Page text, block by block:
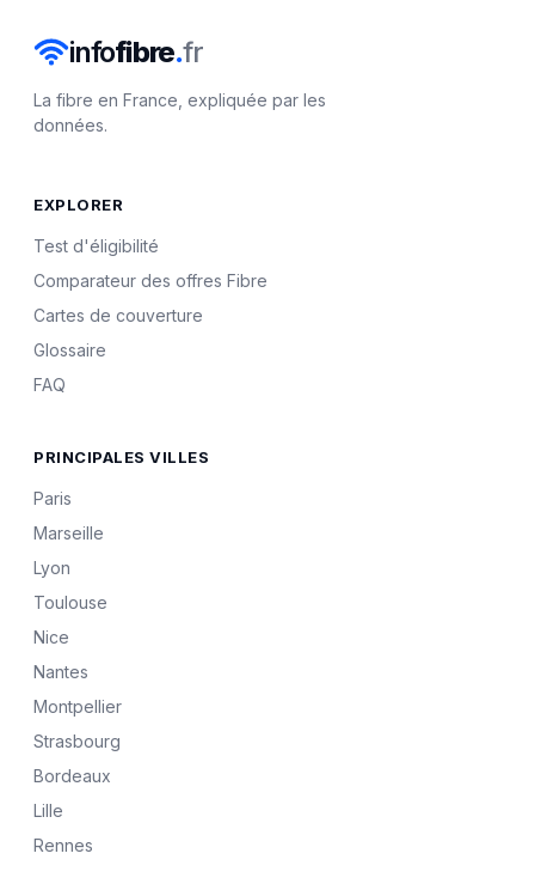
infofibre.fr
La fibre en France, expliquée par les
données.
EXPLORER
Test d'éligibilité
Comparateur des offres Fibre
Cartes de couverture
Glossaire
FAQ
PRINCIPALES VILLES
Paris
Marseille
Lyon
Toulouse
Nice
Nantes
Montpellier
Strasbourg
Bordeaux
Lille
Rennes